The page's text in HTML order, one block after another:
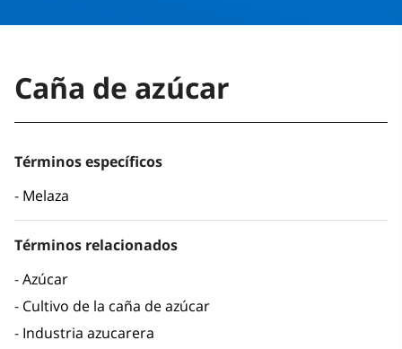
Caña de azúcar
Términos específicos
Melaza
Términos relacionados
Azúcar
Cultivo de la caña de azúcar
Industria azucarera